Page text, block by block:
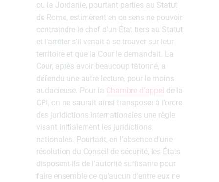
ou la Jordanie, pourtant parties au Statut
de Rome, estimèrent en ce sens ne pouvoir
contraindre le chef d’un État tiers au Statut
et l’arrêter s’il venait à se trouver sur leur
territoire et que la Cour le demandait. La
Cour, après avoir beaucoup tâtonné, a
défendu une autre lecture, pour le moins
audacieuse. Pour la Chambre d’appel de la
CPI, on ne saurait ainsi transposer à l’ordre
des juridictions internationales une règle
visant initialement les juridictions
nationales. Pourtant, en l’absence d’une
résolution du Conseil de sécurité, les États
disposent-ils de l’autorité suffisante pour
faire ensemble ce qu’aucun d’entre eux ne